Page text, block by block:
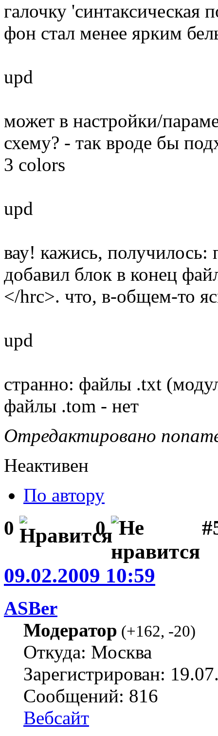
галочку 'синтаксическая
фон стал менее ярким
upd
может в настройки/
схему? - так вроде бы
3 colors
upd
вау! кажись, получилось:
добавил блок в конец
</hrc>. что, в-общем-то
upd
странно: файлы .txt
файлы .tom - нет
Отредактировано
Неактивен
По автору
0 0
09.02.2009 10:59
ASBer
Модератор (+162, -20)
Откуда: Москва
Зарегистрирован:
Сообщений: 816
Вебсайт